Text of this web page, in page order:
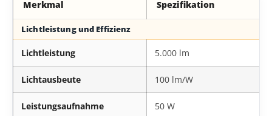
Technische Daten der AML® FLP-50 D
Merkmal Spezifikation
Lichtleistung und Effizienz
Lichtleistung 5.000 lm
Lichtausbeute 100 lm/W
Leistungsaufnahme 50 W